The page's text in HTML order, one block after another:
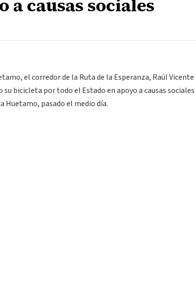
a causas sociales
el corredor de la Ruta de la Esperanza, Raúl Vicente
bicicleta por todo el Estado en apoyo a causas sociales
Huetamo, pasado el medio día.